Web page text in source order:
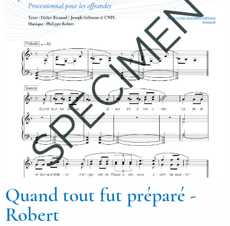
Quand tout fut préparé -
Robert